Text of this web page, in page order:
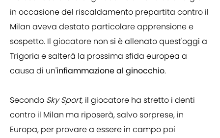
in occasione del riscaldamento prepartita contro il
Milan aveva destato particolare apprensione e
sospetto. Il giocatore non si è allenato quest'oggi a
Trigoria e salterà la prossima sfida europea a
causa di un'infiammazione al ginocchio.
Secondo Sky Sport, il giocatore ha stretto i denti
contro il Milan ma riposerà, salvo sorprese, in
Europa, per provare a essere in campo poi